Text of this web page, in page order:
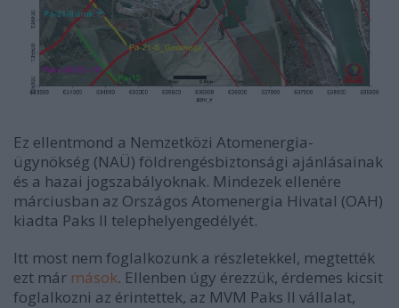
Ez ellentmond a Nemzetközi Atomenergia-
ügynökség (NAÜ) földrengésbiztonsági ajánlásainak
és a hazai jogszabályoknak. Mindezek ellenére
márciusban az Országos Atomenergia Hivatal (OAH)
kiadta Paks II telephelyengedélyét.
Itt most nem foglalkozunk a részletekkel, megtették
ezt már mások. Ellenben úgy érezzük, érdemes kicsit
foglalkozni az érintettek, az MVM Paks II vállalat,